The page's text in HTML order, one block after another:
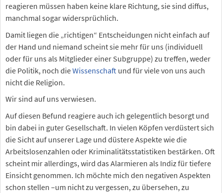
reagieren müssen haben keine klare Richtung, sie sind diffus,
manchmal sogar widersprüchlich.
Damit liegen die „richtigen“ Entscheidungen nicht einfach auf
der Hand und niemand scheint sie mehr für uns (individuell
oder für uns als Mitglieder einer Subgruppe) zu treffen, weder
die Politik, noch dieWissenschaft und für viele von uns auch
nicht die Religion.
Wir sind auf uns verwiesen.
Auf diesen Befund reagiere auch ich gelegentlich besorgt und
bin dabei in guter Gesellschaft. In vielen Köpfen verdüstert sich
die Sicht auf unserer Lage und düstere Aspekte wie die
Arbeitslosenzahlen oder Kriminalitätsstatistiken bestärken. Oft
scheint mir allerdings, wird das Alarmieren als Indiz für tiefere
Einsicht genommen. Ich möchte mich den negativen Aspekten
schon stellen –um nicht zu vergessen, zu übersehen, zu